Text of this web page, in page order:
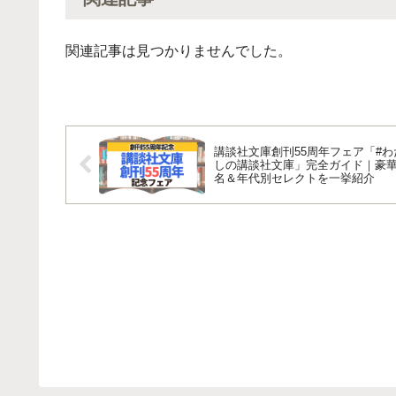
関連記事は見つかりませんでした。
講談社文庫創刊55周年フェア「#わ
しの講談社文庫」完全ガイド｜豪
名＆年代別セレクトを一挙紹介